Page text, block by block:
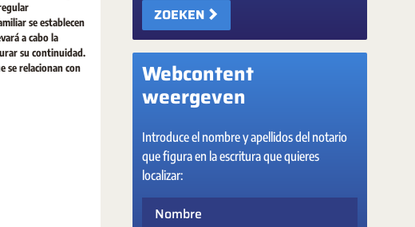
se establecen
a cabo la
su continuidad.
se relacionan con
ZOEKEN
Webcontent
weergeven
Introduce el nombre y apellidos del notario
que figura en la escritura que quieres
localizar: